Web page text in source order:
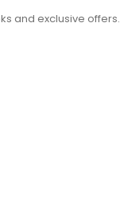
and exclusive offers.